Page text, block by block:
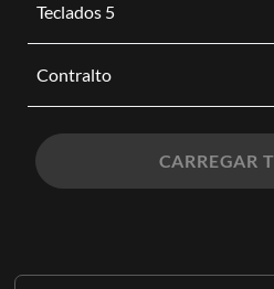
Teclados 5
Contralto
CARREGAR